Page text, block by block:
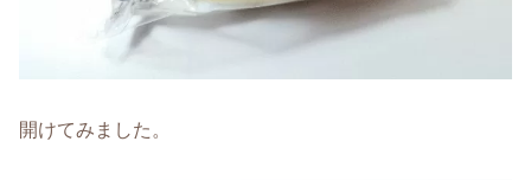
開けてみました。